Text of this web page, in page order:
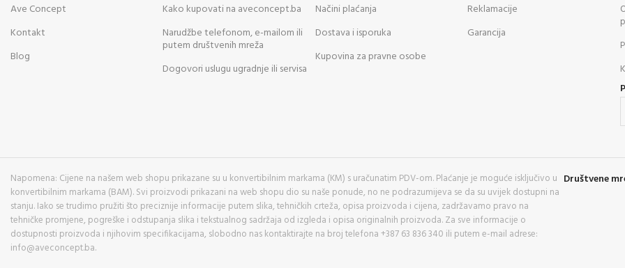
Ave Concept
Kontakt
Blog
Kako kupovati na aveconcept.ba
Narudžbe telefonom, e-mailom ili
putem društvenih mreža
Dogovori uslugu ugradnje ili servisa
Načini plaćanja
Dostava i isporuka
Kupovina za pravne osobe
Reklamacije
Garancija
Napomena: Cijene na našem web shopu prikazane su u konvertibilnim markama (KM) s uračunatim PDV-om. Plaćanje je moguće isključivo u
konvertibilnim markama (BAM). Svi proizvodi prikazani na web shopu dio su naše ponude, no ne podrazumijeva se da su uvijek dostupni na
stanju. Iako se trudimo pružiti što preciznije informacije putem slika, tehničkih crteža, opisa proizvoda i cijena, zadržavamo pravo na
tehničke promjene, pogreške i odstupanja slika i tekstualnog sadržaja od izgleda i opisa originalnih proizvoda. Za sve informacije o
dostupnosti proizvoda i njihovim specifikacijama, slobodno nas kontaktirajte na broj telefona +387 63 836 340 ili putem e-mail adrese:
info@aveconcept.ba.
Društvene